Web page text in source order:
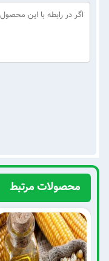
محصولات مرتبط